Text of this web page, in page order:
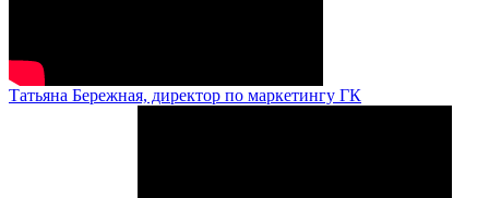
Татьяна Бережная, директор по маркетингу ГК